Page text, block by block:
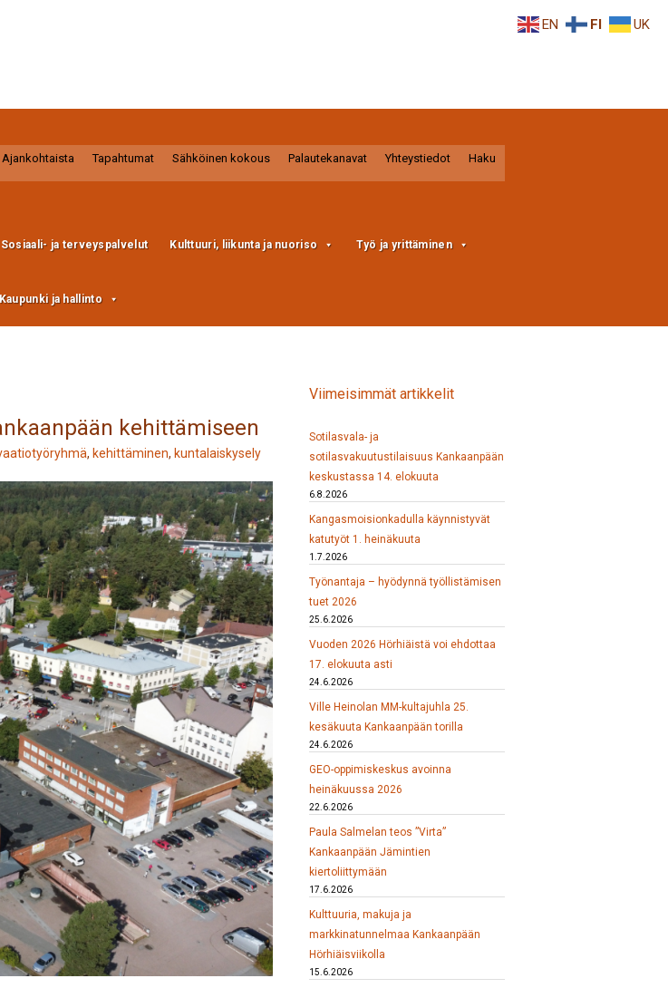
Ajankohtaista Tapahtumat Sähköinen kokous Palautekanavat Yhteystiedot Haku
Sosiaali- ja terveyspalvelut Kulttuuri, liikunta ja nuoriso Työ ja yrittäminen
Kaupunki ja hallinto
kehittämiseen
, kehittäminen, kuntalaiskysely
Viimeisimmät artikkelit
Sotilasvala- ja
sotilasvakuutustilaisuus Kankaanpään
keskustassa 14. elokuuta
6.8.2026
Kangasmoisionkadulla käynnistyvät
katutyöt 1. heinäkuuta
1.7.2026
Työnantaja – hyödynnä työllistämisen
tuet 2026
25.6.2026
Vuoden 2026 Hörhiäistä voi ehdottaa
17. elokuuta asti
24.6.2026
Ville Heinolan MM-kultajuhla 25.
kesäkuuta Kankaanpään torilla
24.6.2026
GEO-oppimiskeskus avoinna
heinäkuussa 2026
22.6.2026
Paula Salmelan teos ”Virta”
Kankaanpään Jämintien
kiertoliittymään
17.6.2026
Kulttuuria, makuja ja
markkinatunnelmaa Kankaanpään
Hörhiäisviikolla
15.6.2026
EN FI UK